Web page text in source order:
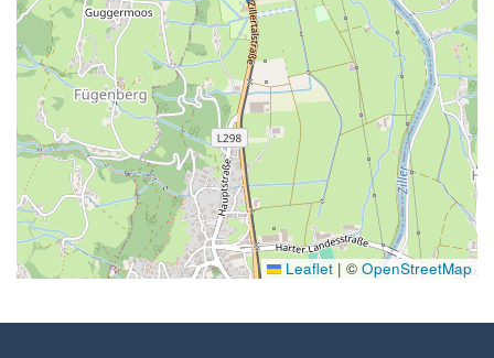
Leaflet | © OpenStreetMap